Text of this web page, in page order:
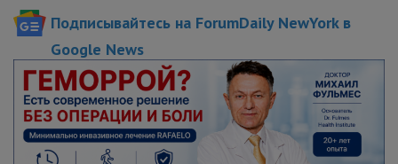
ЖИЛЬЕ
ОБРАЗОВАНИЕ
ПОЛЕЗНЫЕ СОВЕТЫ
Подписывайтесь на ForumDaily NewYork в
Google News